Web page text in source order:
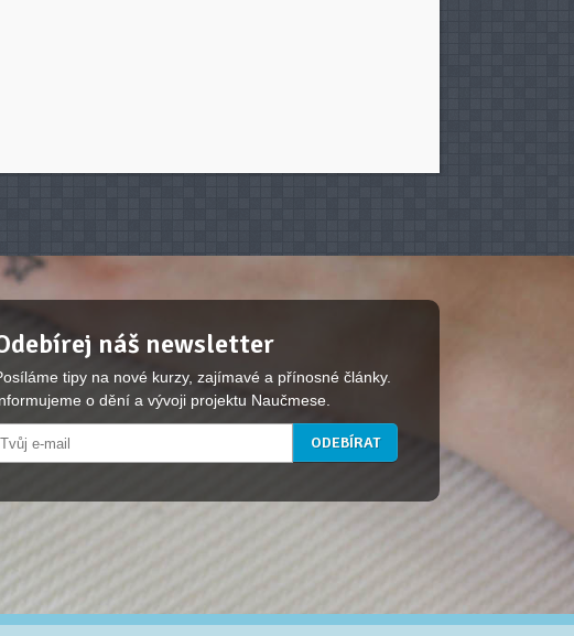
náš newsletter
tipy na nové kurzy, zajímavé a přínosné články.
o dění a vývoji projektu Naučmese.